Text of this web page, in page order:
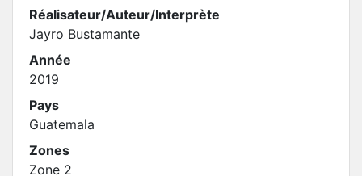
Réalisateur/Auteur/Interprète
Jayro Bustamante
Année
2019
Pays
Guatemala
Zones
Zone 2